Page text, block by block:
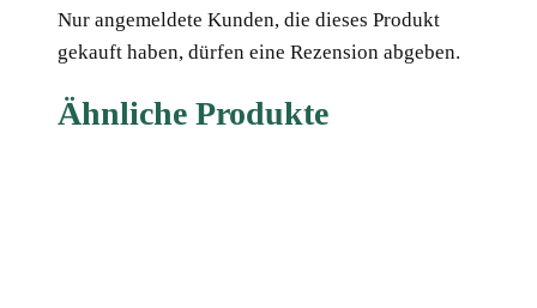
Nur angemeldete Kunden, die dieses Produkt
gekauft haben, dürfen eine Rezension abgeben.
Ähnliche Produkte